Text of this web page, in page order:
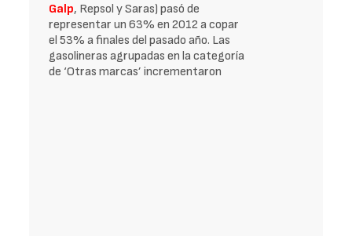
Galp, Repsol y Saras) pasó de
representar un 63% en 2012 a copar
el 53% a finales del pasado año. Las
gasolineras agrupadas en la categoría
de ‘Otras marcas’ incrementaron